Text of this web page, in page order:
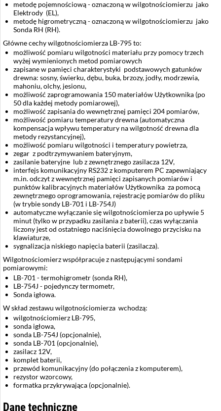
metodę pojemnościową - oznaczoną w wilgotnościomierzu jako
Elektrody (EL),
metodę higrometryczną - oznaczoną w wilgotnościomierzu jako
Sonda RH (RH).
Główne cechy wilgotnościomierza LB-795 to:
możliwość pomiaru wilgotności materiału przy pomocy trzech
wyżej wymienionych metod pomiarowych
zapisane w pamięci charakterystyki podstawowych gatunków
drewna: sosny, świerku, dębu, buka, brzozy, jodły, modrzewia,
mahoniu, olchy, jesionu,
możliwość zaprogramowania 150 materiałów Użytkownika (po
50 dla każdej metody pomiarowej),
możliwość zapisania do wewnętrznej pamięci 204 pomiarów,
możliwość pomiaru temperatury drewna (automatyczna
kompensacja wpływu temperatury na wilgotność drewna dla
metody rezystancyjnej),
możliwość pomiaru wilgotności i temperatury powietrza,
zegar z podtrzymywaniem bateryjnym,
zasilanie bateryjne lub z zewnętrznego zasilacza 12V,
interfejs komunikacyjny RS232 z komputerem PC zapewniający
m.in. odczyt z wewnętrznej pamięci zapisanych pomiarów i
punktów kalibracyjnych materiałów Użytkownika za pomocą
zewnętrznego oprogramowania, rejestrację pomiarów do pliku
(w trybie sondy LB-701 i LB-754J)
automatyczne wyłączanie się wilgotnościomierza po upływie 5
minut (tylko w przypadku zasilania z baterii), czas wyłączania
liczony jest od ostatniego naciśnięcia dowolnego przycisku na
klawiaturze,
sygnalizacja niskiego napięcia baterii (zasilacza).
Wilgotnościomierz współpracuje z następującymi sondami
pomiarowymi:
LB-701 - termohigrometr (sonda RH),
LB-754J - pojedynczy termometr,
Sonda igłowa.
W skład zestawu wilgotnościomierza wchodzą:
wilgotnościomierz LB-795,
sonda igłowa,
sonda LB-754J (opcjonalnie),
sonda LB-701 (opcjonalnie),
zasilacz 12V,
komplet baterii,
przewód komunikacyjny (do połączenia z komputerem),
rezystor wzorcowy,
formatka przykrywająca (opcjonalnie).
Dane techniczne